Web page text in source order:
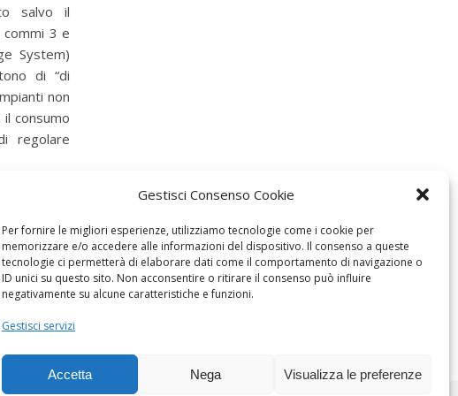
Gestisci Consenso Cookie
Per fornire le migliori esperienze, utilizziamo tecnologie come i cookie per
memorizzare e/o accedere alle informazioni del dispositivo. Il consenso a queste
tecnologie ci permetterà di elaborare dati come il comportamento di navigazione o
ID unici su questo sito. Non acconsentire o ritirare il consenso può influire
negativamente su alcune caratteristiche e funzioni.
Gestisci servizi
Accetta Nega Visualizza le preferenze
salvo il
commi 3 e
System)
di “di
non
consumo
regolare